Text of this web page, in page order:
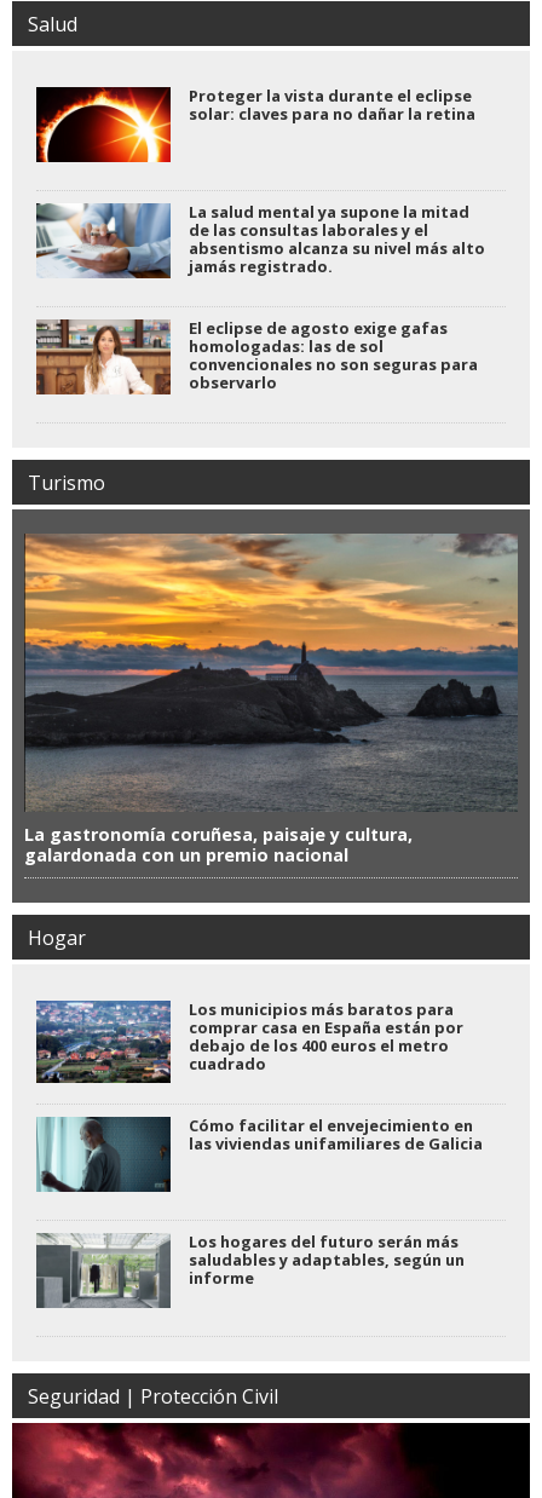
Salud
Proteger la vista durante el eclipse
solar: claves para no dañar la retina
La salud mental ya supone la mitad
de las consultas laborales y el
absentismo alcanza su nivel más alto
jamás registrado.
El eclipse de agosto exige gafas
homologadas: las de sol
convencionales no son seguras para
observarlo
Turismo
La gastronomía coruñesa, paisaje y cultura,
galardonada con un premio nacional
Hogar
Los municipios más baratos para
comprar casa en España están por
debajo de los 400 euros el metro
cuadrado
Cómo facilitar el envejecimiento en
las viviendas unifamiliares de Galicia
Los hogares del futuro serán más
saludables y adaptables, según un
informe
Seguridad | Protección Civil